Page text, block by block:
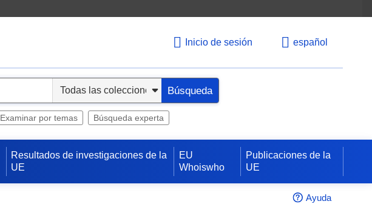
Inicio de sesión español
Búsqueda
Examinar por temas Búsqueda experta
Resultados de investigaciones de la
UE
EU
Whoiswho
Publicaciones de la
UE
Ayuda